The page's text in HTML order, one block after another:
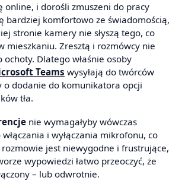
online, i dorośli zmuszeni do pracy
bardziej komfortowo ze świadomością,
stronie kamery nie słyszą tego, co
mieszkaniu. Zresztą i rozmówcy nie
ochoty. Dlatego właśnie osoby
Teams wysyłają do twórców
o dodanie do komunikatora opcji
tła.
nie wymagałyby wówczas
i wyłączania mikrofonu, co
jest niewygodne i frustrujące,
wypowiedzi łatwo przeoczyć, że
– lub odwrotnie.